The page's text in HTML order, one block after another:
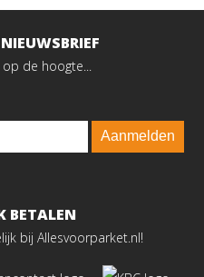
de hoogte...
Aanmelden
BETALEN
bij Allesvoorparket.nl!